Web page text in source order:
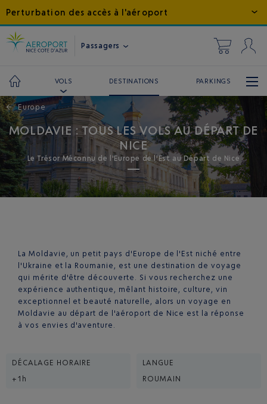
Perturbation des accès à l'aéroport
Passagers
VOLS DESTINATIONS PARKINGS
← Europe
MOLDAVIE : TOUS LES VOLS AU DÉPART DE
NICE
Le Trésor Méconnu de l'Europe de l'Est au Départ de Nice
La Moldavie, un petit pays d'Europe de l'Est niché entre
l'Ukraine et la Roumanie, est une destination de voyage
qui mérite d'être découverte. Si vous recherchez une
expérience authentique, mêlant histoire, culture, vin
exceptionnel et beauté naturelle, alors un voyage en
Moldavie au départ de l'aéroport de Nice est la réponse
à vos envies d'aventure.
DÉCALAGE HORAIRE
+1h
LANGUE
ROUMAIN